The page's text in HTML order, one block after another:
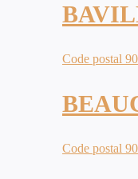
Code postal
Code postal